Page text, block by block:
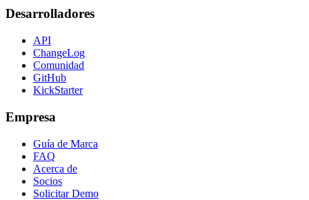
Desarrolladores
API
ChangeLog
Comunidad
GitHub
KickStarter
Empresa
Guía de Marca
FAQ
Acerca de
Socios
Solicitar Demo